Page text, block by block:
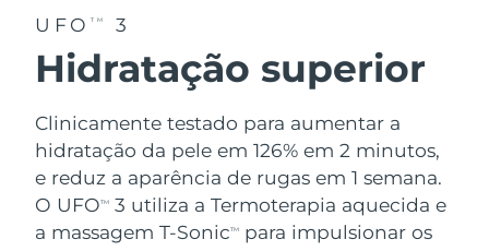
UFO TM 3
Hidratação superior
Clinicamente testado para aumentar a
hidratação da pele em 126% em 2 minutos,
e reduz a aparência de rugas em 1 semana.
O UFOTM
3 utiliza a Termoterapia aquecida e
a massagem T-SonicTM
para impulsionar os